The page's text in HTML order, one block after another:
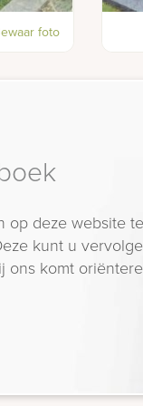
foto
op deze website
kunt u
ons komt